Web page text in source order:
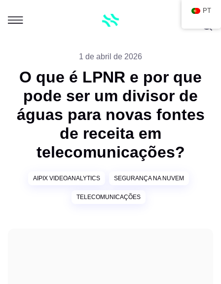
1 de abril de 2026
O que é LPNR e por que
pode ser um divisor de
águas para novas fontes
de receita em
telecomunicações?
AIPIX VIDEOANALYTICS SEGURANÇA NA NUVEM
TELECOMUNICAÇÕES
PT